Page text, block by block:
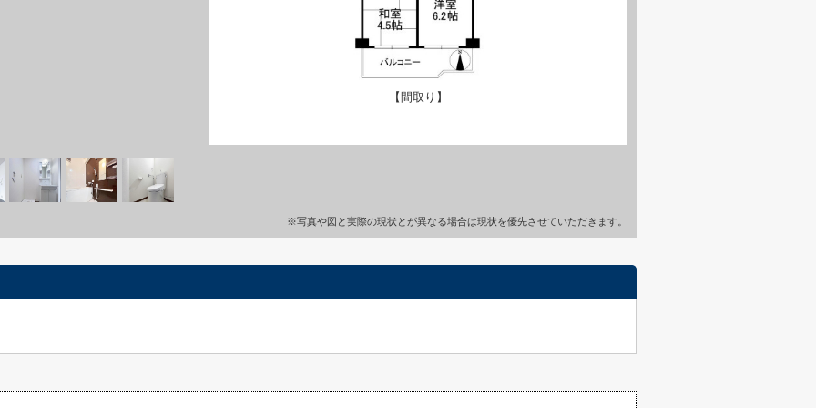
【間取り】
※写真や図と実際の現状とが異なる場合は現状を優先させていただきます。